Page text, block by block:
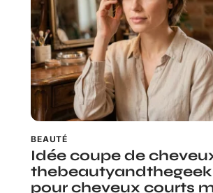
BEAUTÉ
Idée coupe de
pour cheveux courts